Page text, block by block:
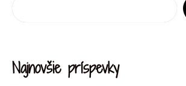
Najnovšie príspevky